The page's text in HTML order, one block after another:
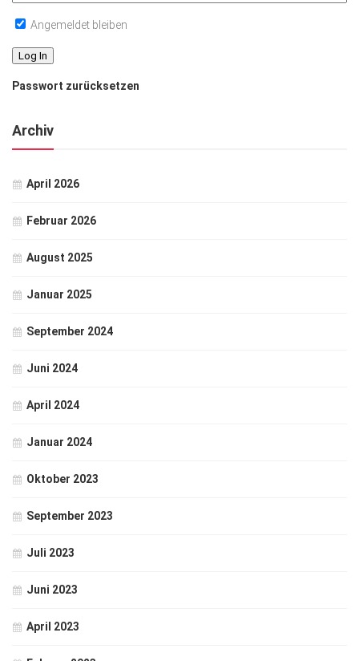
Angemeldet bleiben
Passwort zurücksetzen
Archiv
April 2026
Februar 2026
August 2025
Januar 2025
September 2024
Juni 2024
April 2024
Januar 2024
Oktober 2023
September 2023
Juli 2023
Juni 2023
April 2023